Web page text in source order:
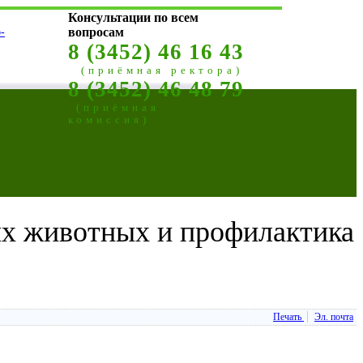
Консультации по всем
вопросам
8 (3452) 46 16 43
(приёмная ректора)
8 (3452) 46 48 79
(приёмная
комиссия)
животных и профилактика
Печать Эл. почта